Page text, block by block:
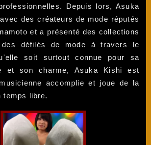
Depuis lors, Asuka
des créateurs de mode réputés
et a présenté des collections
défilés de mode à travers le
soit surtout connue pour sa
et son charme, Asuka Kishi est
accomplie et joue de la
temps libre.